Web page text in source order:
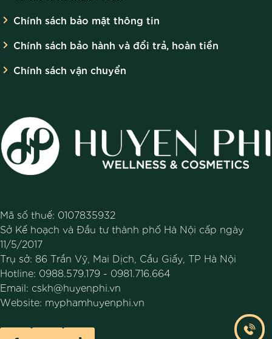
Chính sách bảo mật thông tin
Chính sách bảo hành và đổi trả, hoàn tiền
Chính sách vận chuyển
Mã số thuế: 0107835932
Sở Kế hoạch và Đầu tư thành phố Hà Nội cấp ngày
11/5/2017
Trụ sở: 86 Trần Vỹ, Mai Dịch, Cầu Giấy, TP Hà Nội
Hotline: 0988.579.179 - 0981.716.664
Email: cskh@huyenphi.vn
Website: myphamhuyenphi.vn